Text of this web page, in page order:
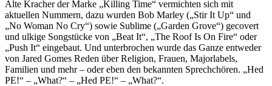
Alte Kracher der Marke „Killing Time“ vermichten sich mit
aktuellen Nummern, dazu wurden Bob Marley („Stir It Up“ und
„No Woman No Cry“) sowie Sublime („Garden Grove“) gecovert
und ulkige Songstücke von „Beat It“, „The Roof Is On Fire“ oder
„Push It“ eingebaut. Und unterbrochen wurde das Ganze entweder
von Jared Gomes Reden über Religion, Frauen, Majorlabels,
Familien und mehr – oder eben den bekannten Sprechchören. „Hed
PE!“ – „What?“ – „Hed PE!“ – „What?“.